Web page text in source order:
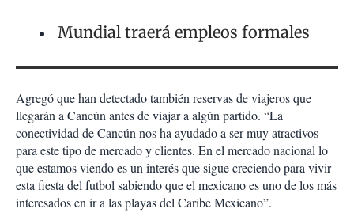
Mundial traerá empleos formales
Agregó que han detectado también reservas de viajeros que
llegarán a Cancún antes de viajar a algún partido. “La
conectividad de Cancún nos ha ayudado a ser muy atractivos
para este tipo de mercado y clientes. En el mercado nacional lo
que estamos viendo es un interés que sigue creciendo para vivir
esta fiesta del futbol sabiendo que el mexicano es uno de los más
interesados en ir a las playas del Caribe Mexicano”.